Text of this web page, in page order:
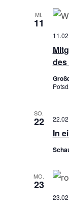
MI.
11
des
SO.
22
In
MO.
23